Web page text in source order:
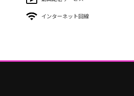
インターネット回線